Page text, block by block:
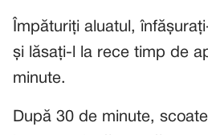
Împăturiți aluatul,
și lăsați-l la rece timp de
minute.
După 30 de minute,